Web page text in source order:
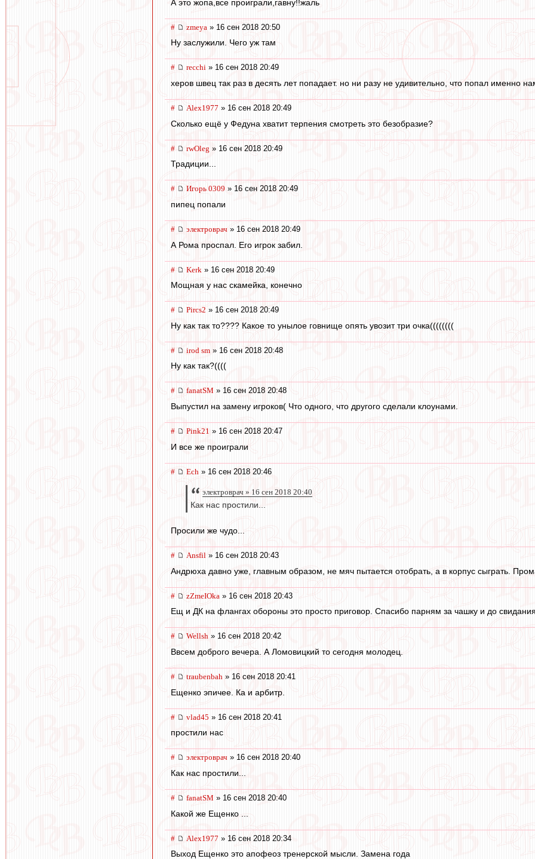
А это жопа,все проиграли,гавну!!жаль
# zmeya » 16 сен 2018 20:50
Ну заслужили. Чего уж там
# recchi » 16 сен 2018 20:49
херов швец так раз в десять лет попадает. но ни разу не удивительно, что попал именно
# Alex1977 » 16 сен 2018 20:49
Сколько ещё у Федуна хватит терпения смотреть это безобразие?
# rwOleg » 16 сен 2018 20:49
Традиции...
# Игорь 0309 » 16 сен 2018 20:49
пипец попали
# электроврач » 16 сен 2018 20:49
А Рома проспал. Его игрок забил.
# Kerk » 16 сен 2018 20:49
Мощная у нас скамейка, конечно
# Pircs2 » 16 сен 2018 20:49
Ну как так то???? Какое то унылое говнище опять увозит три очка((((((((
# irod sm » 16 сен 2018 20:48
Ну как так?((((
# fanatSM » 16 сен 2018 20:48
Выпустил на замену игроков( Что одного, что другого сделали клоунами.
# Pink21 » 16 сен 2018 20:47
И все же проиграли
# Ech » 16 сен 2018 20:46
электроврач » 16 сен 2018 20:40
Как нас простили...
Просили же чудо...
# Ansfil » 16 сен 2018 20:43
Андрюха давно уже, главным образом, не мяч пытается отобрать, а в корпус сыграть.
# zZmeIOka » 16 сен 2018 20:43
Ещ и ДК на флангах обороны это просто приговор. Спасибо парням за чашку и до
# Wellsh » 16 сен 2018 20:42
Ввсем доброго вечера. А Ломовицкий то сегодня молодец.
# traubenbah » 16 сен 2018 20:41
Ещенко эпичее. Ка и арбитр.
# vlad45 » 16 сен 2018 20:41
простили нас
# электроврач » 16 сен 2018 20:40
Как нас простили...
# fanatSM » 16 сен 2018 20:40
Какой же Ещенко ...
# Alex1977 » 16 сен 2018 20:34
Выход Ещенко это апофеоз тренерской мысли. Замена года